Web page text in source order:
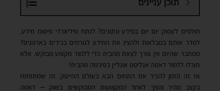
חולמים לעסוק יום יום במידע ונתונים? לנתח מיליארדי פיסות מידע,
לסדר אותם בטבלאות ולהציג את המידע לגורמים בכירים בארגונים?
מסתבר שהיום אין צורך לצאת מהבית כדי ללמוד מקצוע מבוקש, אלא
תוכלו ללמוד דאטה אנליסט אונליין בפיג׳מה מהבית!
אז זה הזמן להכיר את התחום הבא בעולם ההייטק, זה שמתפתח
בקצב מהיר והפך לאחד המקצועות המבוקשים בשוק – דאטה